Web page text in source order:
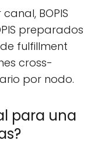
BOPIS
preparados
fulfillment
cross-
por nodo.
para una